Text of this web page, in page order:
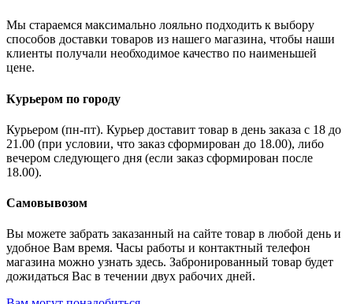
Мы стараемся максимально лояльно подходить к выбору
способов доставки товаров из нашего магазина, чтобы наши
клиенты получали необходимое качество по наименьшей
цене.
Курьером по городу
Курьером (пн-пт). Курьер доставит товар в день заказа с 18 до
21.00 (при условии, что заказ сформирован до 18.00), либо
вечером следующего дня (если заказ сформирован после
18.00).
Самовывозом
Вы можете забрать заказанный на сайте товар в любой день и
удобное Вам время. Часы работы и контактный телефон
магазина можно узнать здесь. Забронированный товар будет
дожидаться Вас в течении двух рабочих дней.